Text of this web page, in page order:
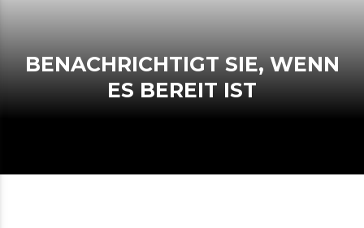
BENACHRICHTIGT SIE, WENN
ES BEREIT IST